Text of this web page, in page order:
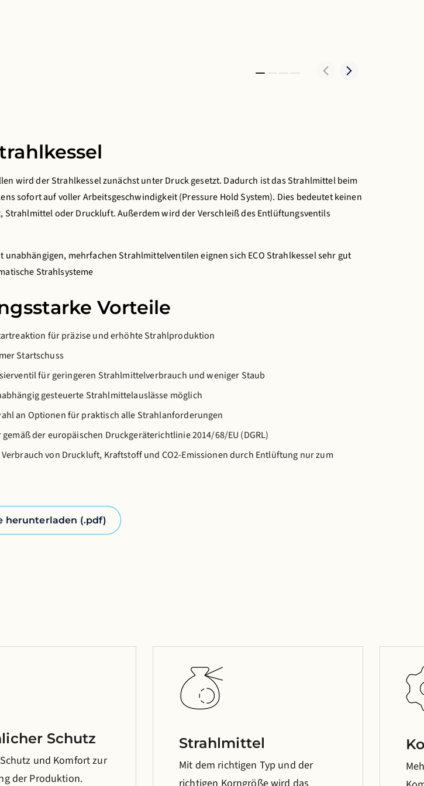
wird der Strahlkessel zunächst unter Druck gesetzt. Dadurch ist das Strahlmittel beim
sofort auf voller Arbeitsgeschwindigkeit (Pressure Hold System). Dies bedeutet keinen
Strahlmittel oder Druckluft. Außerdem wird der Verschleiß des Entlüftungsventils
unabhängigen, mehrfachen Strahlmittelventilen eignen sich ECO Strahlkessel sehr gut
Strahlsysteme
Vorteile
für präzise und erhöhte Strahlproduktion
Startschuss
für geringeren Strahlmittelverbrauch und weniger Staub
gesteuerte Strahlmittelauslässe möglich
an Optionen für praktisch alle Strahlanforderungen
der europäischen Druckgeräterichtlinie 2014/68/EU (DGRL)
von Druckluft, Kraftstoff und CO2-Emissionen durch Entlüftung nur zum
herunterladen (.pdf)
Schutz
und Komfort zur
der Produktion.
Strahlmittel
Mit dem richtigen Typ und der